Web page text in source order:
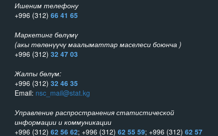
Ишеним телефону
+996 (312) 66 41 65
Маркетинг бөлүмү
(акы төлөнүүчү маалыматтар маселеси боюнча )
+996 (312) 32 47 03
Жалпы бөлүм:
+996 (312) 32 46 35
Email: nsc_mail@stat.kg
Управление распространения статистической
информации и коммуникации
+996 (312) 62 56 62; +996 (312) 62 55 59; +996 (312) 62 57